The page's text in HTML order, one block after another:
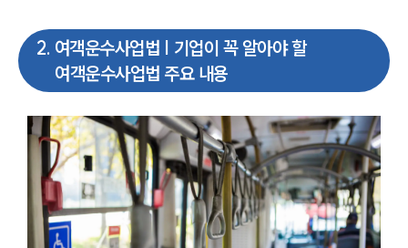
2. 여객운수사업법 | 기업이 꼭 알아야 할
여객운수사업법 주요 내용